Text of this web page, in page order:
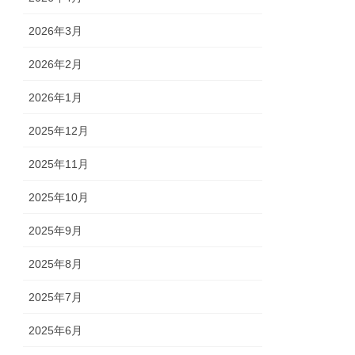
2026年3月
2026年2月
2026年1月
2025年12月
2025年11月
2025年10月
2025年9月
2025年8月
2025年7月
2025年6月